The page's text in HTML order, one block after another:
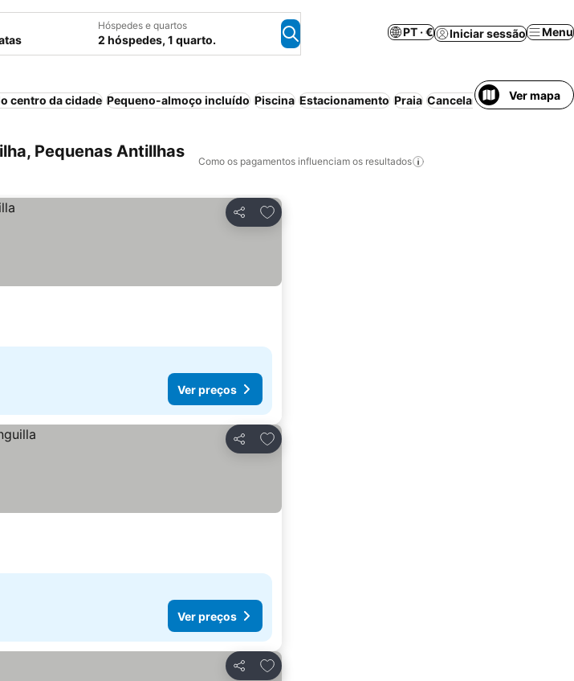
Hóspedes e quartos
2 hóspedes, 1 quarto.
PT · € Iniciar sessão Menu
centro da cidade Pequeno-almoço incluído Piscina Estacionamento Praia Cancelamento gratuito
Ver mapa
Pequenas Antillhas
Como os pagamentos influenciam os resultados
Partilhar
Adicionar aos favoritos
Ver preços
Partilhar
Adicionar aos favoritos
Ver preços
Partilhar
Adicionar aos favoritos